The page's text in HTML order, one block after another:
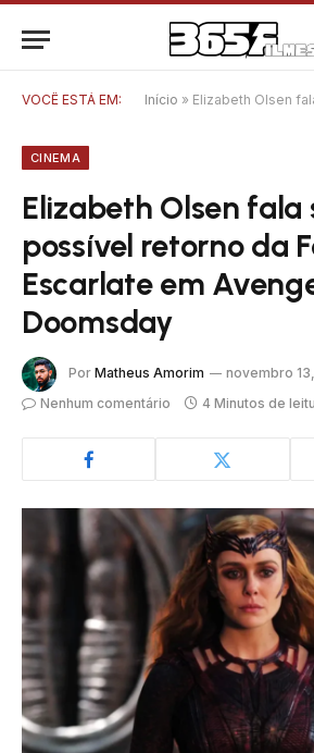
VOCÊ ESTÁ EM: Início » Elizabeth Olsen fala sobre possível
CINEMA
Elizabeth Olsen fala
possível retorno da
Escarlate em
Doomsday
Por Matheus Amorim
novembro
Nenhum comentário
4 Minutos de